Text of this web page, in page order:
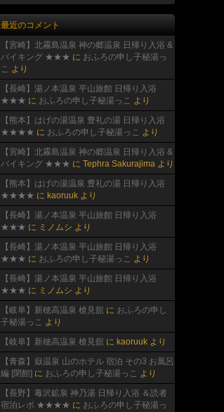
最近のコメント
【宮崎】北霧島温泉 神の郷温泉 日帰り入浴 &
バイキング ★★★ に おふろの申し子秘湯っ
こ より
【長崎】湯ノ本温泉 平山旅館 日帰り入浴
★★★ に おふろの申し子秘湯っこ より
【熊本】はげの湯温泉 豊礼の湯 日帰り入浴
★★★★ に おふろの申し子秘湯っこ より
【宮崎】北霧島温泉 神の郷温泉 日帰り入浴 &
バイキング ★★★ に Tephra Sakurajima より
【熊本】はげの湯温泉 豊礼の湯 日帰り入浴
★★★★ に kaoruuk より
【長崎】湯ノ本温泉 平山旅館 日帰り入浴
★★★ に ミノムシ より
【長崎】湯ノ本温泉 平山旅館 日帰り入浴
★★★ に おふろの申し子秘湯っこ より
【長崎】湯ノ本温泉 平山旅館 日帰り入浴
★★★ に ミノムシ より
【岐阜】新穂高温泉 槍見舘 に おふろの申し
子秘湯っこ より
【岐阜】新穂高温泉 槍見舘 に kaoruuk より
【青森】嶽温泉 山のホテル 宿泊 その3 お風呂
編 [閉館] に おふろの申し子秘湯っこ より
【長野】毒沢鉱泉 神乃湯 日帰り入浴 ＆読者
宿泊レポ ★★★★ に おふろの申し子秘湯っ